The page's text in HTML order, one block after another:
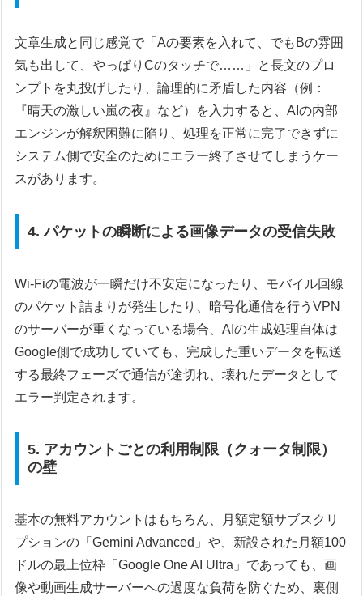
文章生成と同じ感覚で「Aの要素を入れて、でもBの雰囲
気も出して、やっぱりCのタッチで……」と長文のプロ
ンプトを丸投げしたり、論理的に矛盾した内容（例：
『晴天の激しい嵐の夜』など）を入力すると、AIの内部
エンジンが解釈困難に陥り、処理を正常に完了できずに
システム側で安全のためにエラー終了させてしまうケー
スがあります。
4. パケットの瞬断による画像データの受信失敗
Wi-Fiの電波が一瞬だけ不安定になったり、モバイル回線
のパケット詰まりが発生したり、暗号化通信を行うVPN
のサーバーが重くなっている場合、AIの生成処理自体は
Google側で成功していても、完成した重いデータを転送
する最終フェーズで通信が途切れ、壊れたデータとして
エラー判定されます。
5. アカウントごとの利用制限（クォータ制限）
の壁
基本の無料アカウントはもちろん、月額定額サブスクリ
プションの「Gemini Advanced」や、新設された月額100
ドルの最上位枠「Google One AI Ultra」であっても、画
像や動画生成サーバーへの過度な負荷を防ぐため、裏側